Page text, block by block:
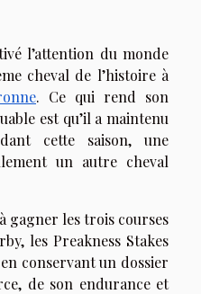
l’attention du monde
cheval de l’histoire à
. Ce qui rend son
est qu’il a maintenu
cette saison, une
un autre cheval
gagner les trois courses
les Preakness Stakes
conservant un dossier
de son endurance et